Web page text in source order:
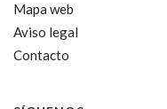
Mapa web
Aviso legal
Contacto